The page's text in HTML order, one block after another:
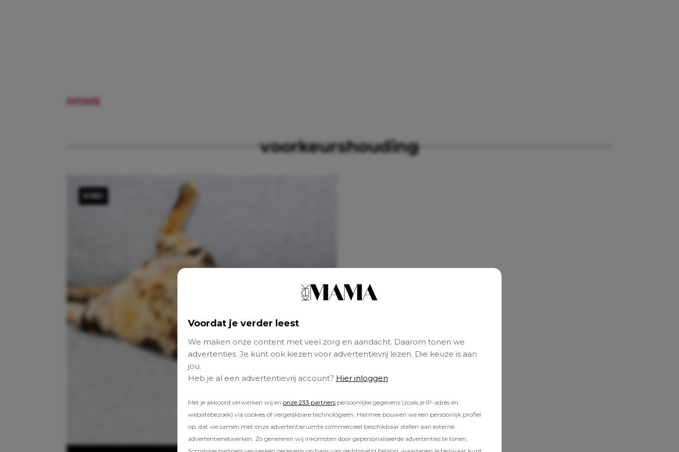
Voordat je verder leest
We maken onze content met veel zorg en aandacht. Daarom tonen we
advertenties. Je kunt ook kiezen voor advertentievrij lezen. Die keuze is aan
jou.
Heb je al een advertentievrij account? Hier inloggen
Met je akkoord verwerken wij en onze 233 partners persoonlijke gegevens (zoals je IP-adres en
websitebezoek) via cookies of vergelijkbare technologieën. Hiermee bouwen we een persoonlijk profiel
op, dat we samen met onze advertentieruimte commercieel beschikbaar stellen aan externe
advertentienetwerken. Zo genereren wij inkomsten door gepersonaliseerde advertenties te tonen.
Sommige partners verwerken gegevens op basis van rechtmatig belang, waartegen je bezwaar kunt
HOME
voorkeurshouding
KIND